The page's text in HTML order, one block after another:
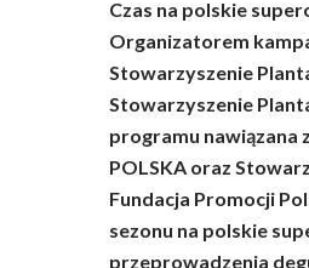
Czas na polskie
Organizatorem
Stowarzyszenie
Stowarzyszenie
programu nawiązana
POLSKA oraz
Fundacja Promocji
sezonu na polskie
przeprowadzenia